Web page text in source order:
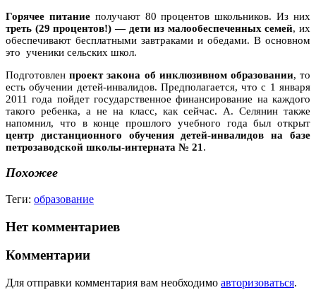
Горячее питание получают 80 процентов школьников. Из них
треть (29 процентов!) — дети из малообеспеченных семей, их
обеспечивают бесплатными завтраками и обедами. В основном
это ученики сельских школ.
Подготовленпроект закона об инклюзивном образовании, то
есть обучении детей-инвалидов. Предполагается, что с 1 января
2011 года пойдет государственное финансирование на каждого
такого ребенка, а не на класс, как сейчас. А. Селянин также
напомнил, что в конце прошлого учебного года был открыт
центр дистанционного обучения детей-инвалидов на базе
петрозаводской школы-интерната № 21 .
Похожее
Теги: образование
Нет комментариев
Комментарии
Для отправки комментария вам необходимо авторизоваться.